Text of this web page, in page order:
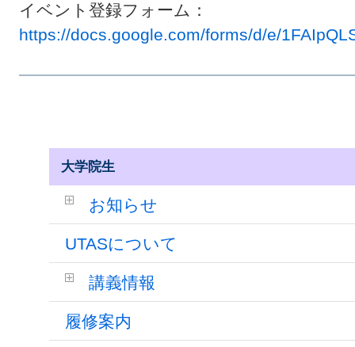
イベント登録フォーム：
https://docs.google.com/forms/d/e/
大学院生
お知らせ
UTASについて
講義情報
履修案内